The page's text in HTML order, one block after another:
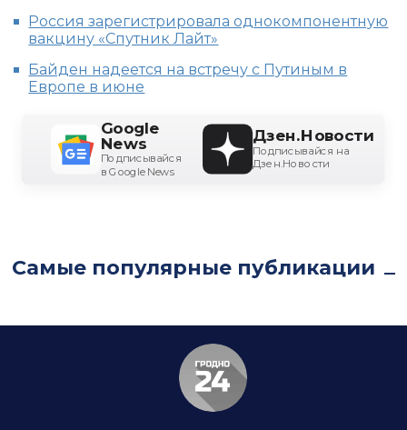
Россия зарегистрировала однокомпонентную
вакцину «Спутник Лайт»
Байден надеется на встречу с Путиным в
Европе в июне
Google
News
Подписывайся
в Google News
Дзен.Новости
Подписывайся на
Дзен.Новости
Самые популярные публикации